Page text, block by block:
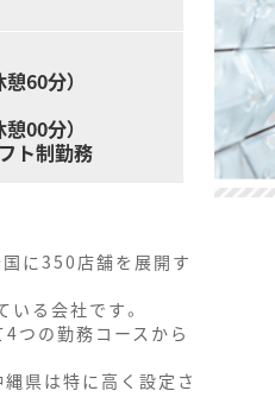
60分）
00分）
ト制勤務
に350店舗を展開す
いる会社です。
4つの勤務コースから
縄県は特に高く設定さ